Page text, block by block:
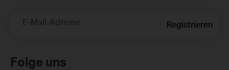
E-Mail-Adresse Registrieren
Folge uns